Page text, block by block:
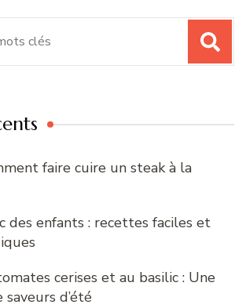
faire cuire un steak à la
des enfants : recettes faciles et
cerises et au basilic : Une
d’été